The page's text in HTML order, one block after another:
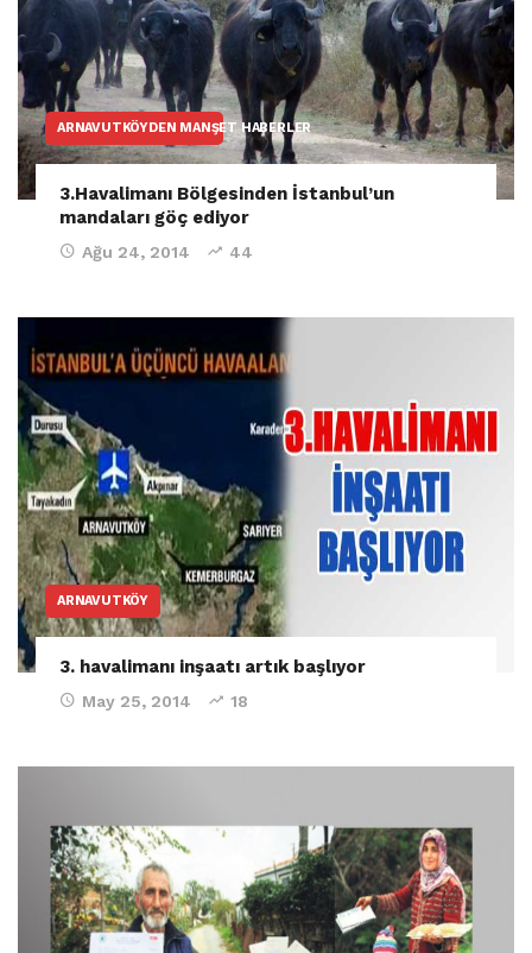
ARNAVUTKÖYDEN MANŞET HABERLER
3.Havalimanı Bölgesinden İstanbul’un
mandaları göç ediyor
Ağu 24, 2014 44
ARNAVUTKÖY
3. havalimanı inşaatı artık başlıyor
May 25, 2014 18